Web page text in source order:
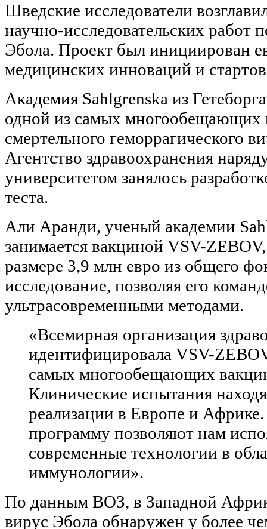
Шведские исследователи
научно-исследовательских работ
Эбола. Проект был инициирован
медицинских инноваций и
Академия Sahlgrenska из
одной из самых многообещающих
смертельного геморрагического
Агентство здравоохранения
университетом занялось
теста.
Али Аранди, ученый академии
занимается вакциной VSV-
размере 3,9 млн евро из общего
исследование, позволяя его
ультрасовременными методами.
«Всемирная организация
идентифицировала VSV-
самых многообещающих
Клинические испытания
реализации в Европе и
программу позволяют нам
современные технологии в
иммунологии».
По данным ВОЗ, в Западной
вирус Эбола обнаружен у более